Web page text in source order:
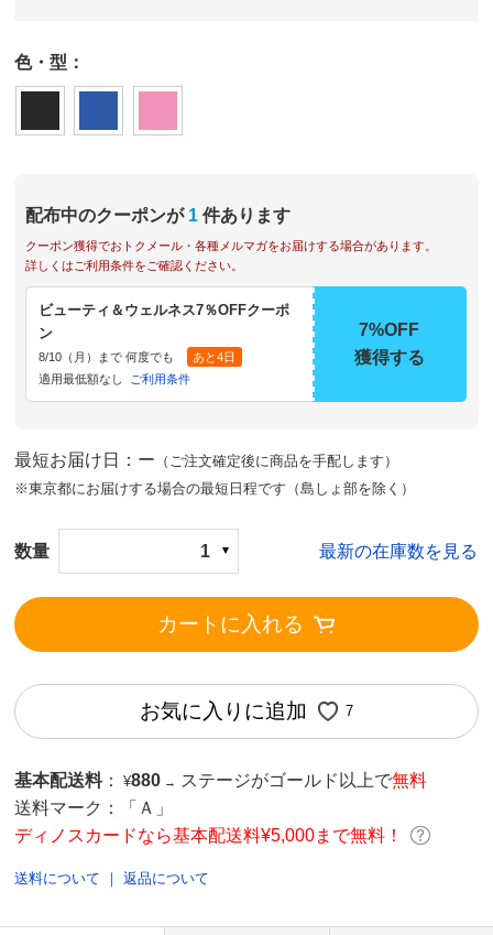
色・型：
配布中のクーポンが 1 件あります
クーポン獲得でおトクメール・各種メルマガをお届けする場合があります。
詳しくはご利用条件をご確認ください。
ビューティ＆ウェルネス7％OFFクーポ
ン
8/10（月）まで 何度でも
あと4日
適用最低額なし
ご利用条件
7%OFF
獲得する
最短お届け日：ー （ご注文確定後に商品を手配します）
※東京都にお届けする場合の最短日程です（島しょ部を除く）
数量 1 最新の在庫数を見る
カートに入れる
お気に入りに追加 7
基本配送料 ： ¥880 → ステージがゴールド以上で無料
送料マーク：
「Ａ」
ディノスカードなら基本配送料¥5,000まで無料！
送料について ｜返品について